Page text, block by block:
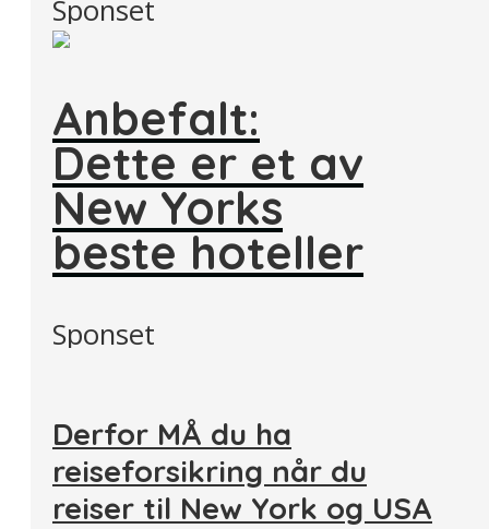
Sponset
Anbefalt:
Dette er et av
New Yorks
beste hoteller
Sponset
Derfor MÅ du ha
reiseforsikring når du
reiser til New York og USA